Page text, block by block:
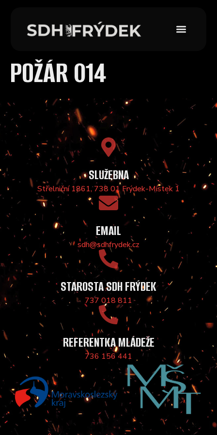
POŽÁR 014
SLUŽEBNA
Střelniční 1861, 738 01 Frýdek-Místek 1
EMAIL
sdh@sdhfrydek.cz
STAROSTA SDH FRÝDEK
737 018 811
REFERENTKA MLÁDEŽE
736 156 441